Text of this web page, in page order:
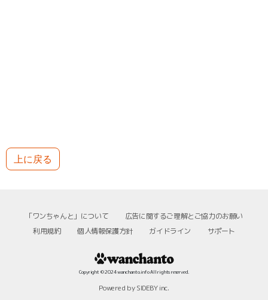
上に戻る
「ワンちゃんと」について
広告に関するご理解とご協力のお願い
利用規約
個人情報保護方針 ガイドライン サポート
Copyright © 2024 wanchanto.info All rights reserved.
Powered by SIDEBY inc.